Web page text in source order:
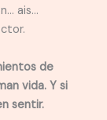
ais…
de
vida. Y si
sentir.